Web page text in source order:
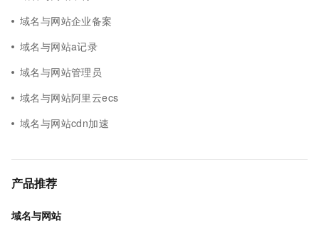
域名与网站企业备案
域名与网站a记录
域名与网站管理员
域名与网站阿里云ecs
域名与网站cdn加速
产品推荐
域名与网站